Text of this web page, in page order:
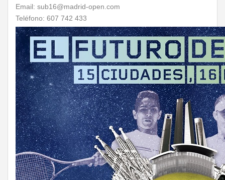
Email: sub16@madrid-open.com
Teléfono: 607 742 433